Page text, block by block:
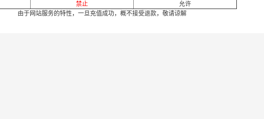
禁止
允许
由于网站服务的特性，一旦充值成功，概不接受退款，敬请谅解